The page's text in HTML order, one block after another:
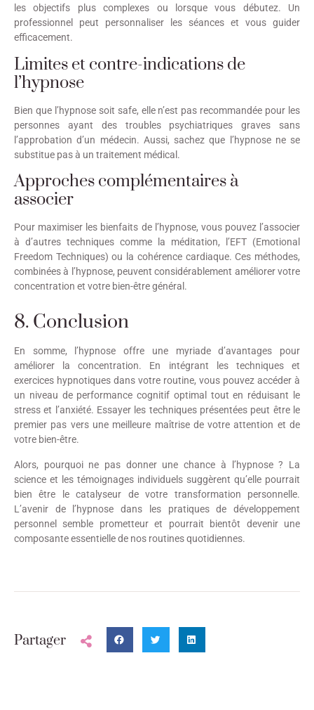
les objectifs plus complexes ou lorsque vous débutez. Un
professionnel peut personnaliser les séances et vous guider
efficacement.
Limites et contre-indications de
l’hypnose
Bien que l’hypnose soit safe, elle n’est pas recommandée pour les
personnes ayant des troubles psychiatriques graves sans
l’approbation d’un médecin. Aussi, sachez que l’hypnose ne se
substitue pas à un traitement médical.
Approches complémentaires à
associer
Pour maximiser les bienfaits de l’hypnose, vous pouvez l’associer
à d’autres techniques comme la méditation, l’EFT (Emotional
Freedom Techniques) ou la cohérence cardiaque. Ces méthodes,
combinées à l’hypnose, peuvent considérablement améliorer votre
concentration et votre bien-être général.
8. Conclusion
En somme, l’hypnose offre une myriade d’avantages pour
améliorer la concentration. En intégrant les techniques et
exercices hypnotiques dans votre routine, vous pouvez accéder à
un niveau de performance cognitif optimal tout en réduisant le
stress et l’anxiété. Essayer les techniques présentées peut être le
premier pas vers une meilleure maîtrise de votre attention et de
votre bien-être.
Alors, pourquoi ne pas donner une chance à l’hypnose ? La
science et les témoignages individuels suggèrent qu’elle pourrait
bien être le catalyseur de votre transformation personnelle.
L’avenir de l’hypnose dans les pratiques de développement
personnel semble prometteur et pourrait bientôt devenir une
composante essentielle de nos routines quotidiennes.
Partager